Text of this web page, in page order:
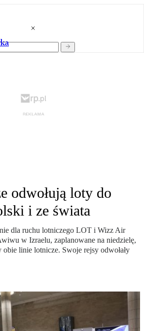
odwołują loty do
i ze świata
dla ruchu lotniczego LOT i Wizz Air
w Izraelu, zaplanowane na niedzielę,
obie linie lotnicze. Swoje rejsy odwołały